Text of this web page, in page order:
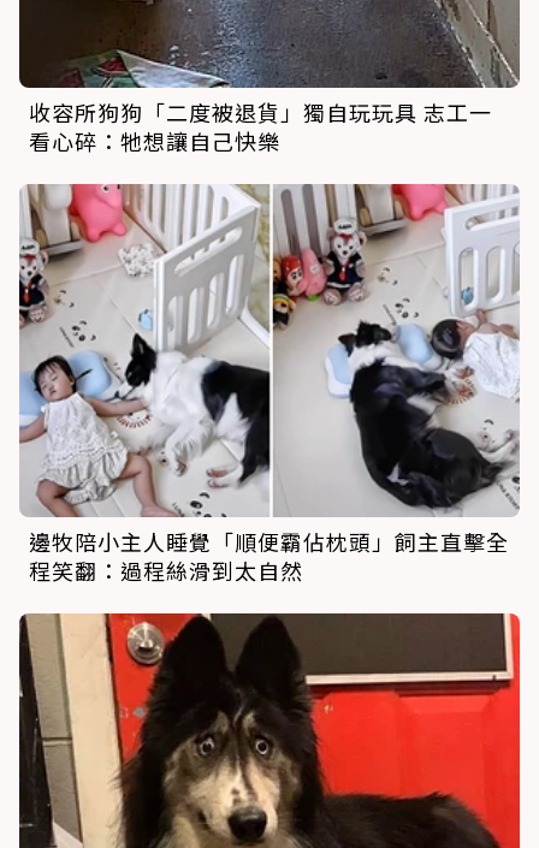
收容所狗狗「二度被退貨」獨自玩玩具 志工一
看心碎：牠想讓自己快樂
邊牧陪小主人睡覺「順便霸佔枕頭」飼主直擊全
程笑翻：過程絲滑到太自然